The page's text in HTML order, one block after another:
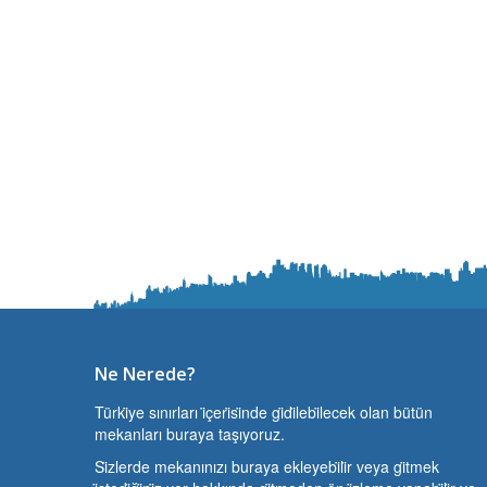
Ne Nerede?
Türki̇ye sınırları i̇çeri̇si̇nde gi̇di̇lebi̇lecek olan bütün
mekanları buraya taşıyoruz.
Si̇zlerde mekanınızı buraya ekleyebi̇li̇r veya gi̇tmek